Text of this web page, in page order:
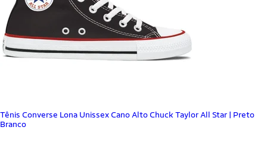
Tênis Converse Lona Unissex Cano Alto Chuck Taylor All Star | Preto
Branco